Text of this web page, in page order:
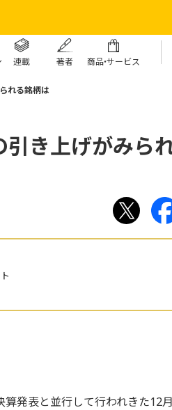
連載 著者 商品・サービス
れる銘柄は
き上げがみら
発表と並行して行われきた12